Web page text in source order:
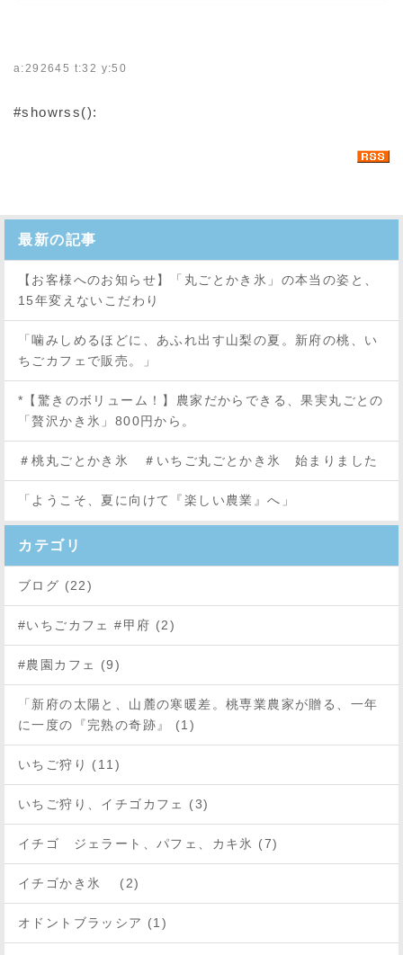
a:292645 t:32 y:50
#showrss():
最新の記事
【お客様へのお知らせ】「丸ごとかき氷」の本当の姿と、
15年変えないこだわり
「噛みしめるほどに、あふれ出す山梨の夏。新府の桃、い
ちごカフェで販売。」
*【驚きのボリューム！】農家だからできる、果実丸ごとの
「贅沢かき氷」800円から。
＃桃丸ごとかき氷 ＃いちご丸ごとかき氷 始まりました
「ようこそ、夏に向けて『楽しい農業』へ」
カテゴリ
ブログ (22)
#いちごカフェ #甲府 (2)
#農園カフェ (9)
「新府の太陽と、山麓の寒暖差。桃専業農家が贈る、一年
に一度の『完熟の奇跡』 (1)
いちご狩り (11)
いちご狩り、イチゴカフェ (3)
イチゴ ジェラート、パフェ、カキ氷 (7)
イチゴかき氷 (2)
オドントブラッシア (1)